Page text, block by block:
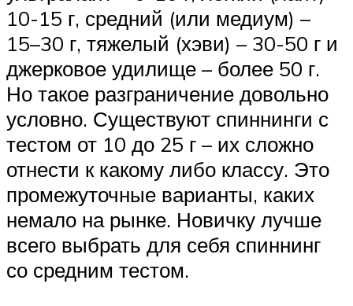
10-15 г, средний (или медиум) –
15–30 г, тяжелый (хэви) – 30-50 г и
джерковое удилище – более 50 г.
Но такое разграничение довольно
условно. Существуют спиннинги с
тестом от 10 до 25 г – их сложно
отнести к какому либо классу. Это
промежуточные варианты, каких
немало на рынке. Новичку лучше
всего выбрать для себя спиннинг
со средним тестом.